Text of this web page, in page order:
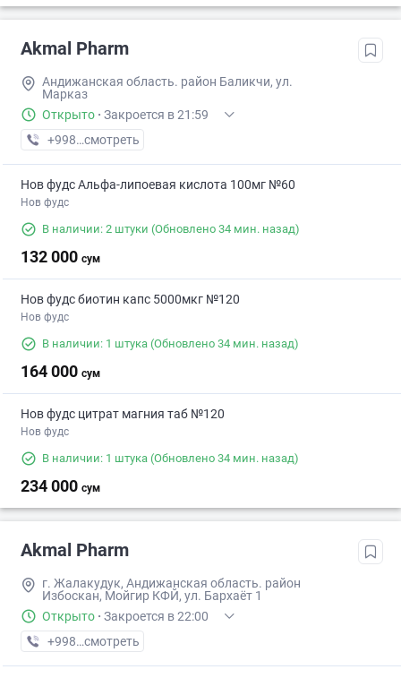
Akmal Pharm
Андижанская область. район Баликчи, ул.
Марказ
Открыто · Закроется в 21:59
+998 (91) XXX-XX-XX
смотреть
Нов фудс Альфа-липоевая кислота 100мг №60
Нов фудс
В наличии: 2 штуки (Обновлено 34 мин. назад)
132 000 сум
Нов фудс биотин капс 5000мкг №120
Нов фудс
В наличии: 1 штука (Обновлено 34 мин. назад)
164 000 сум
Нов фудс цитрат магния таб №120
Нов фудс
В наличии: 1 штука (Обновлено 34 мин. назад)
234 000 сум
Akmal Pharm
г. Жалакудук, Андижанская область. район
Избоскан, Мойгир КФЙ, ул. Бархаёт 1
Открыто · Закроется в 22:00
+998 (90) XXX-XX-XX
смотреть